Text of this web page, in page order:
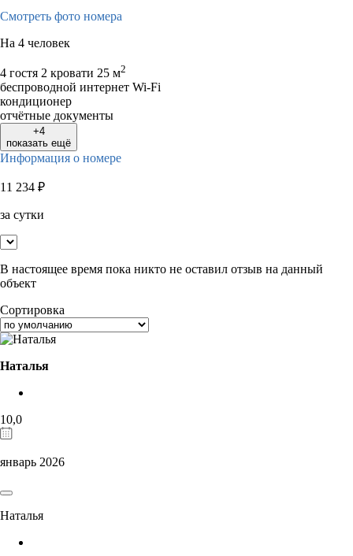
Смотреть фото номера
На 4 человек
4 гостя 2 кровати 25 м2
беспроводной интернет Wi-Fi
кондиционер
отчётные документы
+4
показать ещё
Информация о номере
11 234 ₽
за сутки
В настоящее время пока никто не оставил отзыв на данный
объект
Сортировка
Наталья
10,0
январь 2026
Наталья